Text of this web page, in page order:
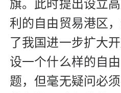
旗。此时提出设立
利的自由贸易港区
了我国进一步扩大
设一个什么样的自
题，但毫无疑问必